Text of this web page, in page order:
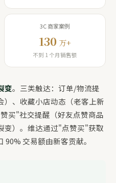
3C 商家案例
130 万+
不到 1 个月销售额
变。三类触达：订单/物流提
）、收藏小店动态（老客上新
买"社交提醒（好友点赞商品
变）。维达通过"点赞买"获取
交易额由新客贡献。